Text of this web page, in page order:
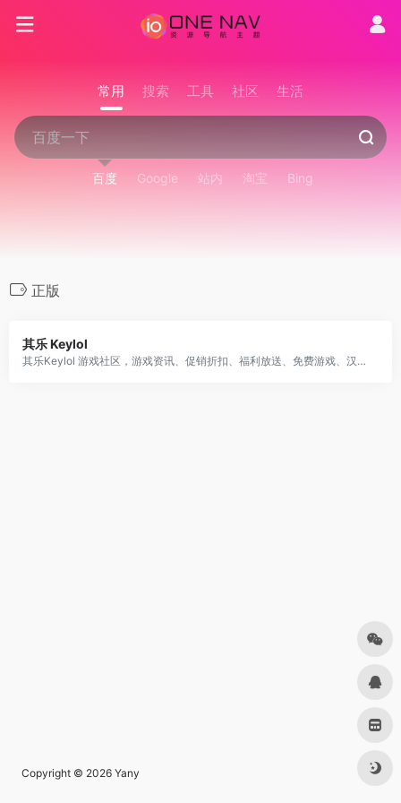
常用 搜索 工具 社区 生活
百度 Google 站内 淘宝 Bing
正版
其乐 Keylol
其乐Keylol 游戏社区，游戏资讯、促销折扣、福利放送、免费游戏、汉化补丁、吹水剁手、攻略评测等应有尽有，Steam/Origin/Epic/Uplay/XGP for PC 等正版玩家的大本营!
Copyright © 2026 Yany